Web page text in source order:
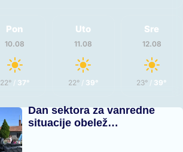
Pon
10.08
22°/ 37°
Uto
11.08
22°/ 39°
Sre
12.08
23° / 39°
Dan sektora za vanredne
situacije obelež…